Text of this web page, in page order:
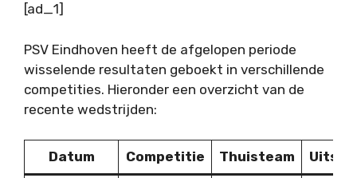
[ad_1]
PSV Eindhoven heeft de afgelopen periode
wisselende resultaten geboekt in verschillende
competities. Hieronder een overzicht van de
recente wedstrijden:
Datum Competitie Thuisteam